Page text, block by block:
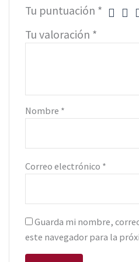
Tu puntuación *
Tu valoración *
Nombre *
Correo electrónico *
Guarda mi nombre,
este navegador para la